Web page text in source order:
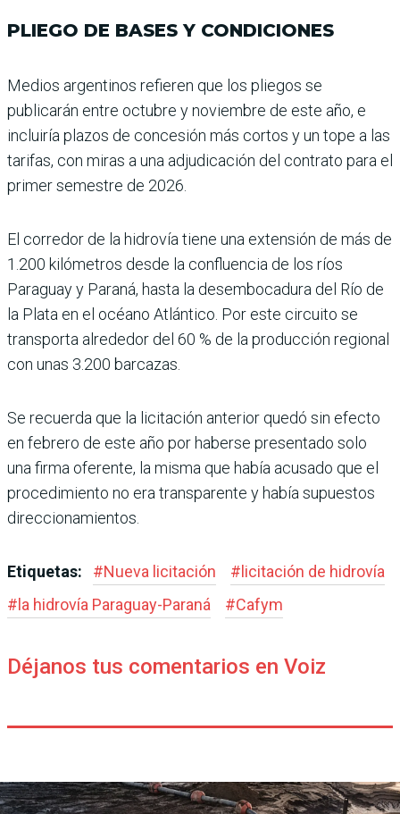
PLIEGO DE BASES Y CONDICIONES
Medios argentinos refieren que los pliegos se
publicarán entre octubre y noviembre de este año, e
incluiría plazos de concesión más cortos y un tope a las
tarifas, con miras a una adjudicación del contrato para el
primer semestre de 2026.
El corredor de la hidrovía tiene una extensión de más de
1.200 kilómetros desde la con­fluencia de los ríos
Paraguay y Paraná, hasta la desemboca­dura del Río de
la Plata en el océano Atlántico. Por este cir­cuito se
transporta alrededor del 60 % de la producción regio­nal
con unas 3.200 barcazas.
Se recuerda que la licitación ante­rior quedó sin efecto
en febrero de este año por haberse presen­tado solo
una firma oferente, la misma que había acusado que el
procedimiento no era transpa­rente y había supuestos
direc­cionamientos.
Etiquetas: #Nueva licitación # licitación de hidrovía
# la hidrovía Paraguay-Paraná #Cafym
Déjanos tus comentarios en Voiz